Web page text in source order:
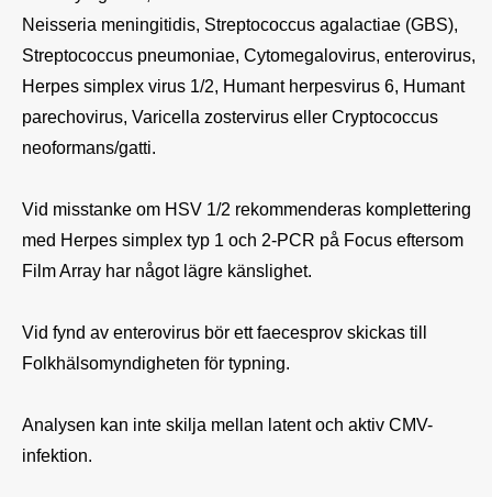
Neisseria meningitidis, Streptococcus agalactiae (GBS),
Streptococcus pneumoniae, Cytomegalovirus, enterovirus,
Herpes simplex virus 1/2, Humant herpesvirus 6, Humant
parechovirus, Varicella zostervirus eller Cryptococcus
neoformans/gatti.
Vid misstanke om HSV 1/2 rekommenderas komplettering
med Herpes simplex typ 1 och 2-PCR på Focus eftersom
Film Array har något lägre känslighet.
Vid fynd av enterovirus bör ett faecesprov skickas till
Folkhälsomyndigheten för typning.
Analysen kan inte skilja mellan latent och aktiv CMV-
infektion.